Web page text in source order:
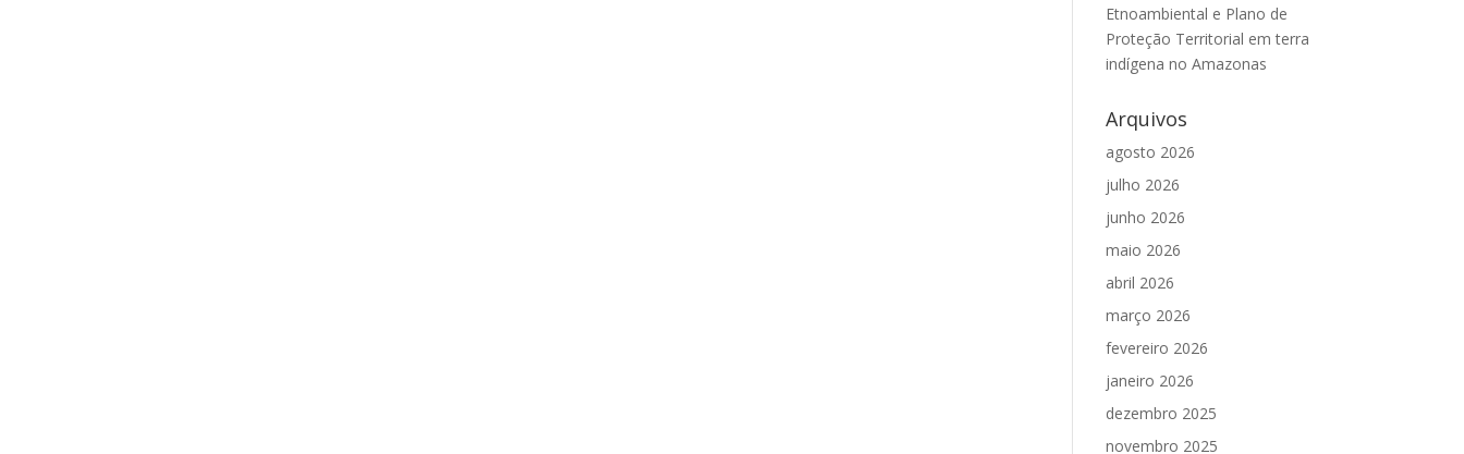
Etnoambiental e Plano de
Proteção Territorial em terra
indígena no Amazonas
Arquivos
agosto 2026
julho 2026
junho 2026
maio 2026
abril 2026
março 2026
fevereiro 2026
janeiro 2026
dezembro 2025
novembro 2025